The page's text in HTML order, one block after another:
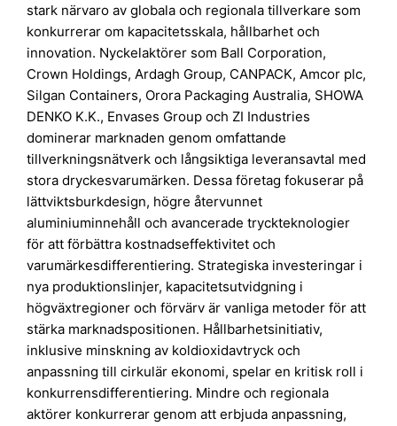
stark närvaro av globala och regionala tillverkare som
konkurrerar om kapacitetsskala, hållbarhet och
innovation. Nyckelaktörer som Ball Corporation,
Crown Holdings, Ardagh Group, CANPACK, Amcor plc,
Silgan Containers, Orora Packaging Australia, SHOWA
DENKO K.K., Envases Group och ZI Industries
dominerar marknaden genom omfattande
tillverkningsnätverk och långsiktiga leveransavtal med
stora dryckesvarumärken. Dessa företag fokuserar på
lättviktsburkdesign, högre återvunnet
aluminiuminnehåll och avancerade tryckteknologier
för att förbättra kostnadseffektivitet och
varumärkesdifferentiering. Strategiska investeringar i
nya produktionslinjer, kapacitetsutvidgning i
högväxtregioner och förvärv är vanliga metoder för att
stärka marknadspositionen. Hållbarhetsinitiativ,
inklusive minskning av koldioxidavtryck och
anpassning till cirkulär ekonomi, spelar en kritisk roll i
konkurrensdifferentiering. Mindre och regionala
aktörer konkurrerar genom att erbjuda anpassning,